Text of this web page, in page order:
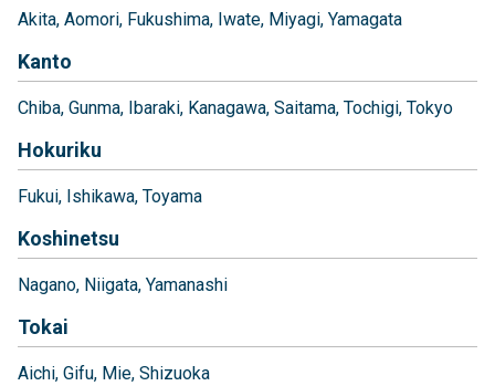
Akita Aomori Fukushima Iwate Miyagi Yamagata
Kanto
Chiba Gunma Ibaraki Kanagawa Saitama Tochigi Tokyo
Hokuriku
Fukui Ishikawa Toyama
Koshinetsu
Nagano Niigata Yamanashi
Tokai
Aichi Gifu Mie Shizuoka